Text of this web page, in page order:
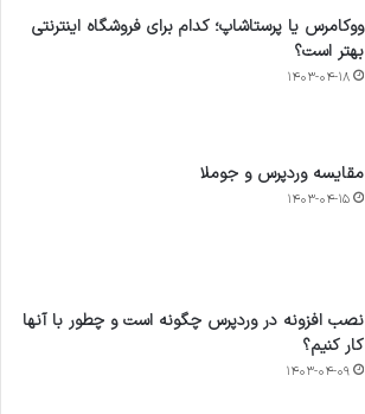
ووکامرس یا پرستاشاپ؛ کدام برای فروشگاه اینترنتی
بهتر است؟
۱۴۰۳-۰۴-۱۸
مقایسه وردپرس و جوملا
۱۴۰۳-۰۴-۱۵
نصب افزونه در وردپرس چگونه است و چطور با آنها
کار کنیم؟
۱۴۰۳-۰۴-۰۹